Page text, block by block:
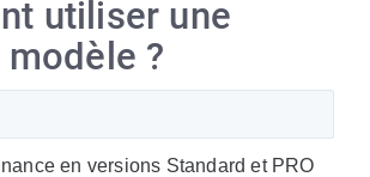
utiliser une
?
en versions Standard et PRO